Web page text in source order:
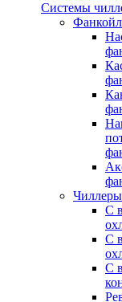
Системы
Чиллеры
С
С
С